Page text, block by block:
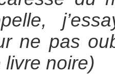
ne pas
livre noire)